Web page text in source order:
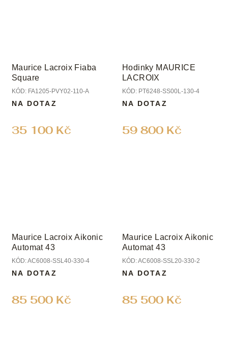
Maurice Lacroix Fiaba
Square
KÓD: FA1205-PVY02-110-A
35 100 Kč
NA DOTAZ
Hodinky MAURICE
LACROIX
KÓD: PT6248-SS00L-130-4
59 800 Kč
NA DOTAZ
Maurice Lacroix Aikonic
Automat 43
KÓD:AC6008-SSL40-330-4
85 500 Kč
NA DOTAZ
Maurice Lacroix Aikonic
Automat 43
KÓD:AC6008-SSL20-330-2
85 500 Kč
NA DOTAZ